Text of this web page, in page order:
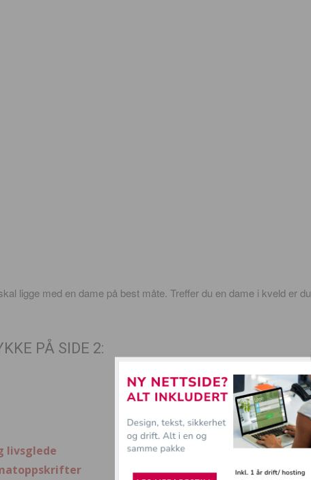
ligge med en dame på best måte. Treffer du en dame i kveld er du
PÅ SIDE 2:
livsglede
matoppskrifter